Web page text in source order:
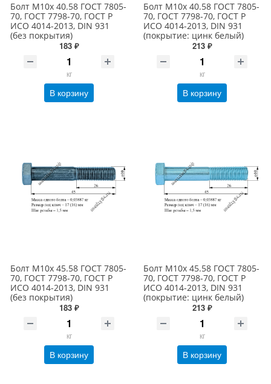
Болт М10х 40.58 ГОСТ 7805-
70, ГОСТ 7798-70, ГОСТ Р
ИСО 4014-2013, DIN 931
(без покрытия)
183 ₽
кг
В корзину
Болт М10х 40.58 ГОСТ 7805-
70, ГОСТ 7798-70, ГОСТ Р
ИСО 4014-2013, DIN 931
(покрытие: цинк белый)
213 ₽
кг
В корзину
Болт М10х 45.58 ГОСТ 7805-
70, ГОСТ 7798-70, ГОСТ Р
ИСО 4014-2013, DIN 931
(без покрытия)
183 ₽
кг
В корзину
Болт М10х 45.58 ГОСТ 7805-
70, ГОСТ 7798-70, ГОСТ Р
ИСО 4014-2013, DIN 931
(покрытие: цинк белый)
213 ₽
кг
В корзину